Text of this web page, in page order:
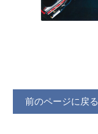
前のページに戻る